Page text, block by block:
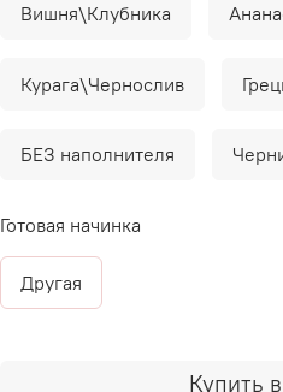
Купить
Вишня\Клубника
Курага\Чернослив
БЕЗ наполнителя
Готовая начинка
Другая